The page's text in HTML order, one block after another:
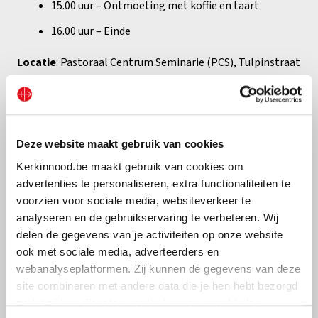
Deze website maakt gebruik van cookies
Kerkinnood.be maakt gebruik van cookies om
advertenties te personaliseren, extra functionaliteiten te
voorzien voor sociale media, websiteverkeer te
analyseren en de gebruikservaring te verbeteren. Wij
delen de gegevens van je activiteiten op onze website
ook met sociale media, adverteerders en
webanalyseplatformen. Zij kunnen de gegevens van deze
site combineren met andere data die je hen hebt bezorgd
15.00 uur – Ontmoeting met koffie en taart
16.00 uur – Einde
Locatie: Pastoraal Centrum Seminarie (PCS), Tulpinstraat
De activiteit gaat door in hetNederlands. Er is geen
Inschrijven voor de activiteit is noodzakelijk, vóór
donderdag 12 maart 2026.De deelnameprijs is
Gelieve u in te schrijven via het onderstaande
formulier:
duid eerst hetaantal tickets aan,